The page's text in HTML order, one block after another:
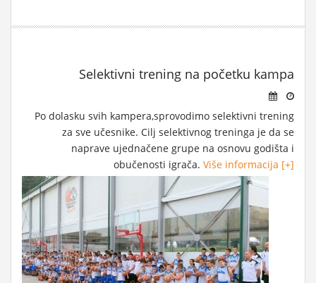
Selektivni trening na početku kampa
Po dolasku svih kampera,sprovodimo selektivni trening
za sve učesnike. Cilj selektivnog treninga je da se
naprave ujednačene grupe na osnovu godišta i
obučenosti igrača. Više informacija [+]